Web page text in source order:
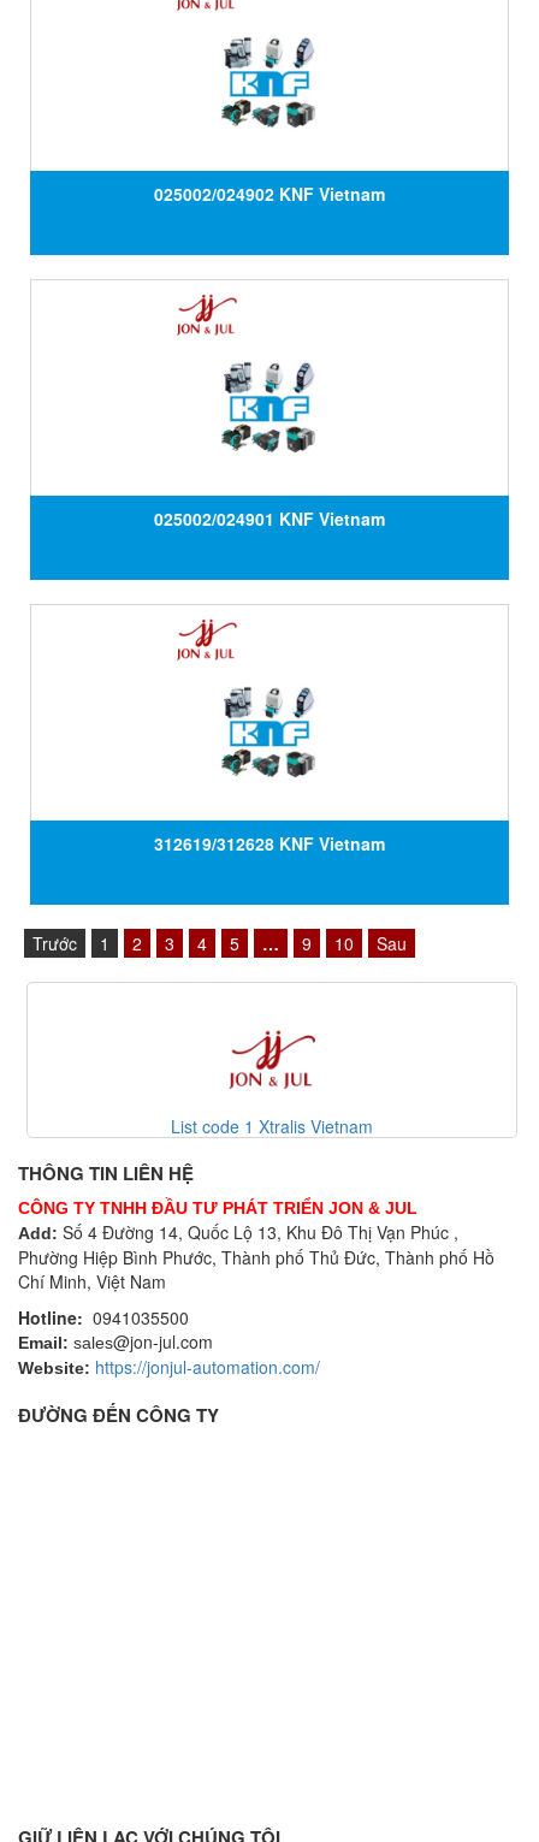
025002/024902 KNF Vietnam
025002/024901 KNF Vietnam
312619/312628 KNF Vietnam
Trước 1 2 3 4 5 … 9 10 Sau
List code 1 Xtralis Vietnam
THÔNG TIN LIÊN HỆ
CÔNG TY TNHH ĐẦU TƯ PHÁT TRIỂN JON & JUL
Add: Số 4 Đường 14, Quốc Lộ 13, Khu Đô Thị Vạn Phúc ,
Phường Hiệp Bình Phước, Thành phố Thủ Đức, Thành phố Hồ
Chí Minh, Việt Nam
Hotline: 0941035500
Email: sales@jon-jul.com
Website: https://jonjul-automation.com/
ĐƯỜNG ĐẾN CÔNG TY